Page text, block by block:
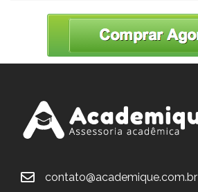
contato@academique.com.br